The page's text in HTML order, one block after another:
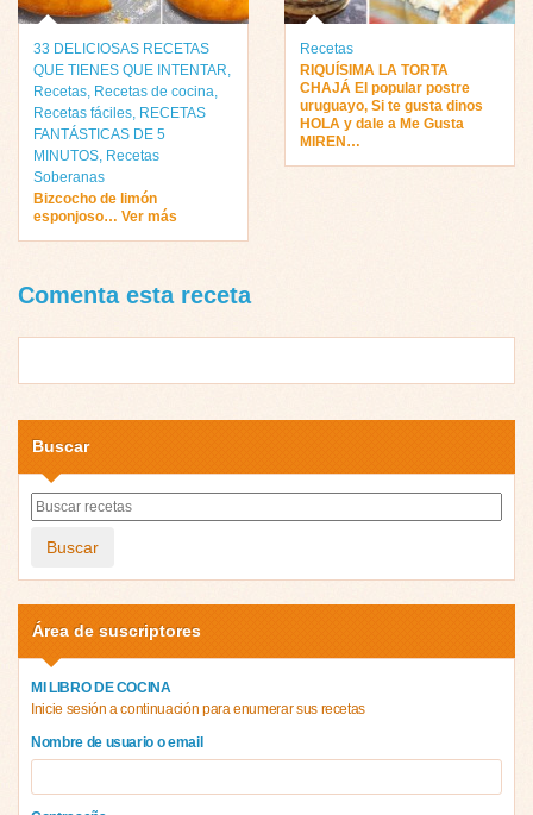
33 DELICIOSAS RECETAS
QUE TIENES QUE INTENTAR,
Recetas, Recetas de cocina,
Recetas fáciles, RECETAS
FANTÁSTICAS DE 5
MINUTOS, Recetas
Soberanas
Bizcocho de limón
esponjoso… Ver más
Recetas
RIQUÍSIMA LA TORTA
CHAJÁ El popular postre
uruguayo, Si te gusta dinos
HOLA y dale a Me Gusta
MIREN…
Comenta esta receta
Buscar
Buscar
Área de suscriptores
MI LIBRO DE COCINA
Inicie sesión a continuación para enumerar sus recetas
Nombre de usuario o email